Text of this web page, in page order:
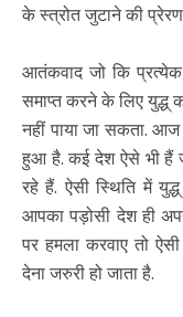
के स्त्रोत जुटाने की
आतंकवाद जो कि
समाप्त करने के लिए युद्ध्
नहीं पाया जा सकता.
हुआ है. कई देश ऐसे भी हैं
रहे हैं. ऐसी स्थिति में
आपका पड़ोसी देश ही
पर हमला करवाए तो
देना जरुरी हो जाता है.